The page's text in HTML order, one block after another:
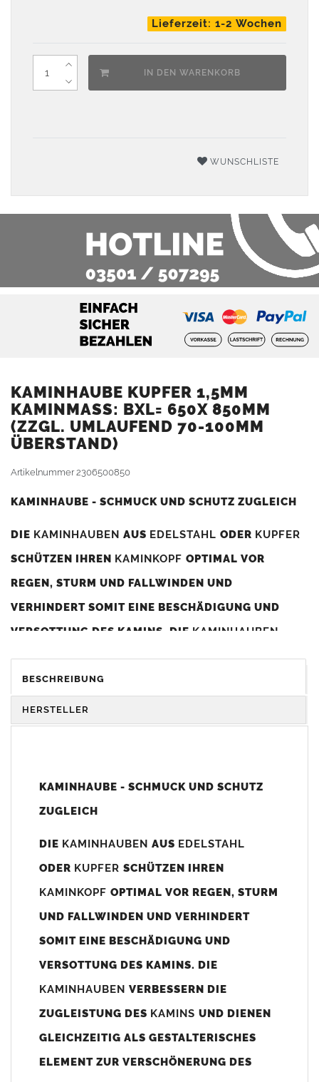
Lieferzeit: 1-2 Wochen
IN DEN WARENKORB
WUNSCHLISTE
KAMINHAUBE KUPFER 1,5MM
KAMINMASS: BXL= 650X 850MM (
ZZGL. UMLAUFEND 70-100MM Ü
BERSTAND)
Artikelnummer2306500850
KAMINHAUBE - SCHMUCK UND SCHUTZ ZUGLEICH
DIE KAMINHAUBEN AUS EDELSTAHL ODER KUPFER
SCHÜTZEN IHREN KAMINKOPF OPTIMAL VOR
REGEN, STURM UND FALLWINDEN UND
VERHINDERT SOMIT EINE BESCHÄDIGUNG UND
VERSOTTUNG DES KAMINS. DIE KAMINHAUBEN
DIENEN GLEICHZEITIG ALS GESTALTERISCHES
ELEMENT ZUR VERSCHÖNERUNG DES BAUWERKS.
Unsere Maßangaben beziehen sich immer auf das
800mm x 740-800mm angefertigt (siehe Bild/Zeichnung unten).
angefertigt werden (bitte anfragen).
(siehe Bild/Zeichnung unten) angefertigt. Sollten die Bohrungen
nicht passen dann bitte "ohne"Bohrungen (Auswahlfeld)
bis 500mm Kaminbreite: Abstand vom Kaminrand ca.
80mm
BESCHREIBUNG
HERSTELLER
KAMINHAUBE - SCHMUCK UND SCHUTZ
ZUGLEICH
DIE KAMINHAUBEN AUS EDELSTAHL
ODER KUPFER SCHÜTZEN IHREN
KAMINKOPF OPTIMAL VOR REGEN, STURM
UND FALLWINDEN UND VERHINDERT
SOMIT EINE BESCHÄDIGUNG UND
VERSOTTUNG DES KAMINS. DIE
KAMINHAUBEN VERBESSERN DIE
ZUGLEISTUNG DES KAMINS UND DIENEN
GLEICHZEITIG ALS GESTALTERISCHES
ELEMENT ZUR VERSCHÖNERUNG DES